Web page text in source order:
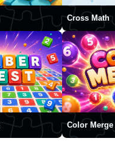
Cross Math
Color Merge